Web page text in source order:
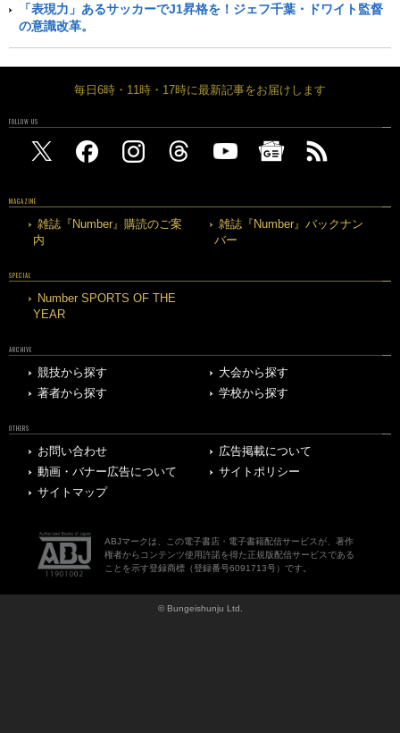
「表現力」あるサッカーでJ1昇格を！ジェフ千葉・ドワイト監督
の意識改革。
毎日6時・11時・17時に最新記事をお届けします
FOLLOW US
MAGAZINE
雑誌『Number』購読のご案
内
雑誌『Number』バックナン
バー
SPECIAL
Number SPORTS OF THE
YEAR
ARCHIVE
競技から探す
大会から探す
著者から探す
学校から探す
OTHERS
お問い合わせ
広告掲載について
動画・バナー広告について
サイトポリシー
サイトマップ
ABJマークは、この電子書店・電子書籍配信サービスが、著作
権者からコンテンツ使用許諾を得た正規版配信サービスである
ことを示す登録商標（登録番号6091713号）です。
© Bungeishunju Ltd.